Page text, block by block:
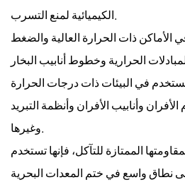
ذات الحرارة العالية والضغط
في البيئات ذات درجات الحرارة
وأنابيب الأفران وأنظمة التبريد
الممتازة للتآكل، فإنها تستخدم